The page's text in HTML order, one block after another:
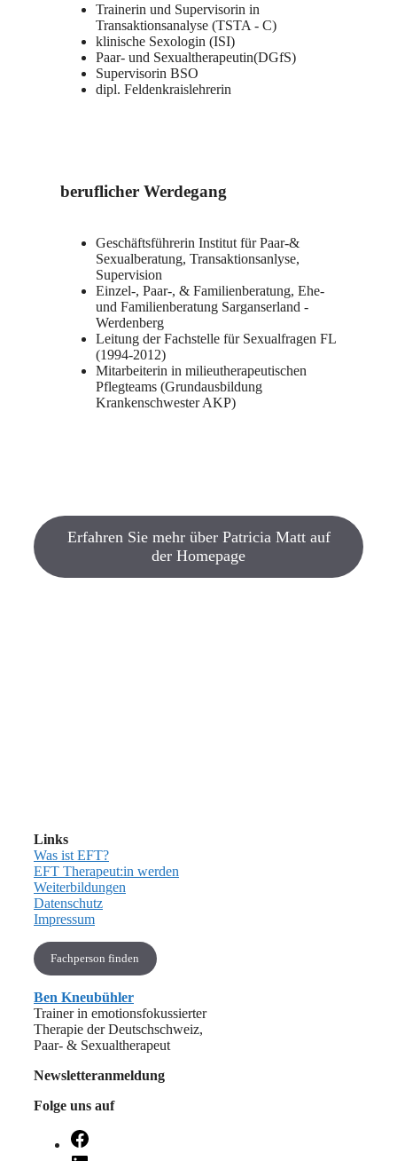
Trainerin und Supervisorin in
Transaktionsanalyse (TSTA - C)
klinische Sexologin (ISI)
Paar- und Sexualtherapeutin(DGfS)
Supervisorin BSO
dipl. Feldenkraislehrerin
beruflicher Werdegang
Geschäftsführerin Institut für Paar-&
Sexualberatung, Transaktionsanlyse,
Supervision
Einzel-, Paar-, & Familienberatung, Ehe-
und Familienberatung Sarganserland -
Werdenberg
Leitung der Fachstelle für Sexualfragen FL
(1994-2012)
Mitarbeiterin in milieutherapeutischen
Pflegteams (Grundausbildung
Krankenschwester AKP)
Erfahren Sie mehr über Patricia Matt auf
der Homepage
Links
Was ist EFT?
EFT Therapeut:in werden
Weiterbildungen
Datenschutz
Impressum
Fachperson finden
Ben Kneubühler
Trainer in emotionsfokussierter
Therapie der Deutschschweiz,
Paar- & Sexualtherapeut
Newsletteranmeldung
Folge uns auf
Facebook